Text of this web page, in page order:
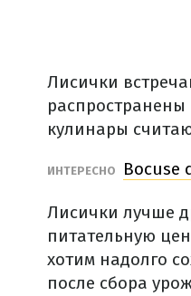
Лисички
распространены
кулинары
ИНТЕРЕСНО Bocuse
Лисички лучше
питательную
хотим надолго
после сбора